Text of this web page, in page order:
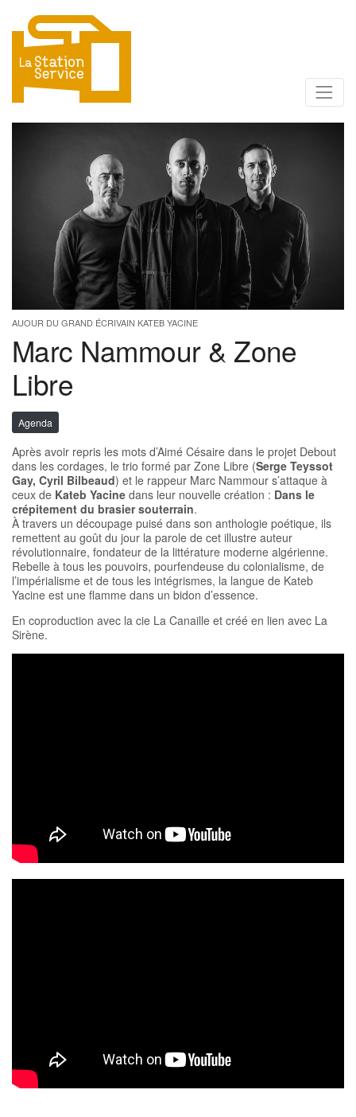
AUOUR DU GRAND ÉCRIVAIN KATEB YACINE
Marc Nammour & Zone
Libre
Agenda
Après avoir repris les mots d’Aimé Césaire dans le projet Debout
dans les cordages, le trio formé par Zone Libre (Serge Teyssot
Gay, Cyril Bilbeaud) et le rappeur Marc Nammour s’attaque à
ceux de Kateb Yacine dans leur nouvelle création : Dans le
crépitement du brasier souterrain.
À travers un découpage puisé dans son anthologie poétique, ils
remettent au goût du jour la parole de cet illustre auteur
révolutionnaire, fondateur de la littérature moderne algérienne.
Rebelle à tous les pouvoirs, pourfendeuse du colonialisme, de
l’impérialisme et de tous les intégrismes, la langue de Kateb
Yacine est une flamme dans un bidon d’essence.
En coproduction avec la cie La Canaille et créé en lien avec La
Sirène.